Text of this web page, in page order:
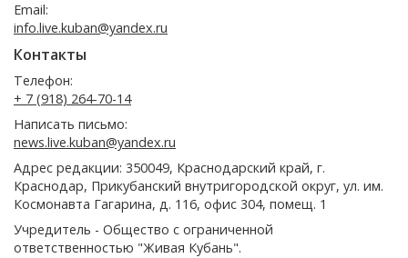
Email:
info.live.kuban@yandex.ru
Контакты
Телефон:
+ 7 (918) 264-70-14
Написать письмо:
news.live.kuban@yandex.ru
Адрес редакции: 350049, Краснодарский край, г.
Краснодар, Прикубанский внутригородской округ, ул. им.
Космонавта Гагарина, д. 116, офис 304, помещ. 1
Учредитель - Общество с ограниченной
ответственностью "Живая Кубань".